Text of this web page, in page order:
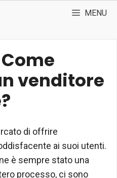
MENU
venditore
di offrire
ai suoi utenti.
è sempre stato una
processo, ci sono